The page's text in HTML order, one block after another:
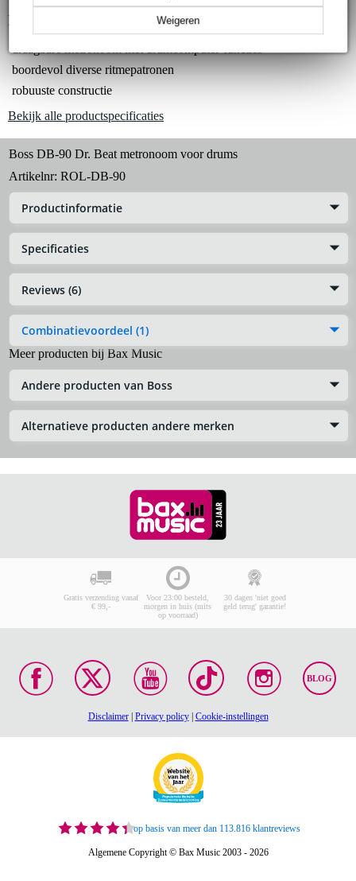
Weigeren
Productinformatie
boordevol diverse ritmepatronen
robuuste constructie
Bekijk alle productspecificaties
Boss DB-90 Dr. Beat metronoom voor drums
Artikelnr: ROL-DB-90
Productinformatie
Specificaties
Reviews (6)
Combinatievoordeel (1)
Meer producten bij Bax Music
Andere producten van Boss
Alternatieve producten andere merken
Gratis verzending vanaf
€ 99,-
Voor 23:00 besteld,
morgen in huis (mits
op voorraad)
30 dagen 'niet goed
geld terug' garantie!
BLOG
Disclaimer| Privacy policy| Cookie-instellingen
op basis van meer dan 113.816 klantreviews
Algemene Copyright © Bax Music 2003 - 2026